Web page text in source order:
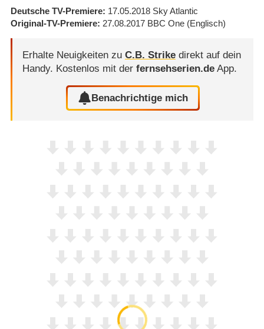
Deutsche TV-Premiere 17.05.2018 Sky Atlantic
Original-TV-Premiere 27.08.2017 BBC One (Englisch)
Erhalte Neuigkeiten zu C.B. Strikedirekt auf dein
Handy. Kostenlos mit der fernsehserien.deApp.
Benachrichtige mich